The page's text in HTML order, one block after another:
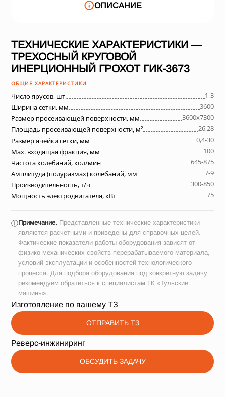
ОПИСАНИЕ
ТЕХНИЧЕСКИЕ ХАРАКТЕРИСТИКИ —
ТРЕХОСНЫЙ КРУГОВОЙ
ИНЕРЦИОННЫЙ ГРОХОТ ГИК-3673
ОБЩИЕ ХАРАКТЕРИСТИКИ
Число ярусов, шт.
1-3
Ширина сетки, мм
3600
Размер просеивающей поверхности, мм
3600х7300
Площадь просеивающей поверхности, м²
26,28
Размер ячейки сетки, мм
0,4-30
Max. входящая фракция, мм
100
Частота колебаний, кол/мин
645-875
Амплитуда (полуразмах) колебаний, мм
7-9
Производительность, т/ч
300-850
Мощность электродвигателя, кВт
75
ⓘПримечание. Представленные технические характеристики
являются расчетными и приведены для справочных целей.
Фактические показатели работы оборудования зависят от
физико-механических свойств перерабатываемого материала,
условий эксплуатации и особенностей технологического
процесса. Для подбора оборудования под конкретную задачу
рекомендуем обратиться к специалистам ГК «Тульские
машины».
Изготовление по вашему ТЗ
ОТПРАВИТЬ ТЗ
Реверс-инжиниринг
ОБСУДИТЬ ЗАДАЧУ